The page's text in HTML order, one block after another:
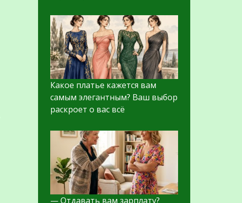
Какое платье кажется вам
самым элегантным? Ваш выбор
раскроет о вас всё
— Отдавать вам зарплату?